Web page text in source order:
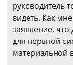
руководитель
видеть. Как
заявление,
для нервной
материальной